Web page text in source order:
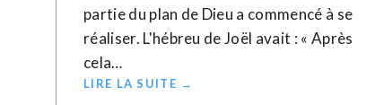
partie du plan de Dieu a commencé à se
réaliser. L'hébreu de Joël avait : « Après
cela…
LIRE LA SUITE →